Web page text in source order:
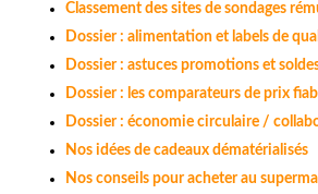
Classement des sites de sondages
Dossier : alimentation et labels de
Dossier : astuces promotions et
Dossier : les comparateurs de prix
Dossier : économie circulaire /
Nos idées de cadeaux dématérialisés
Nos conseils pour acheter au